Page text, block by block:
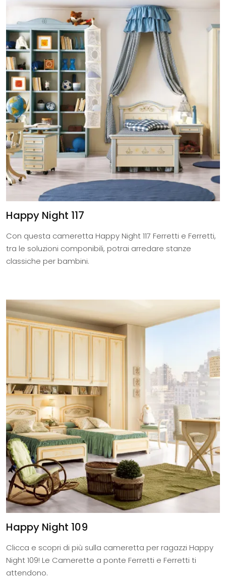
Happy Night 117
Con questa cameretta Happy Night 117 Ferretti e Ferretti,
tra le soluzioni componibili, potrai arredare stanze
classiche per bambini.
Happy Night 109
Clicca e scopri di più sulla cameretta per ragazzi Happy
Night 109! Le Camerette a ponte Ferretti e Ferretti ti
attendono.